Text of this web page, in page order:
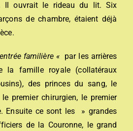
Il ouvrait le rideau du lit. Six
de chambre, étaient déjà
familière « par les arrières
la famille royale (collatéraux
), des princes du sang, le
le premier chirurgien, le premier
Ensuite ce sont les » grandes
de la Couronne, le grand